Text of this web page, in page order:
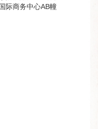
际商务中心AB幢